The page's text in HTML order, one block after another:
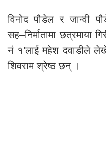
विनोद पौडेल र जान्वी
सह–निर्मातामा छत्रमाया
नं १’लाई महेश दवाडीले
शिवराम श्रेष्ठ छन् ।